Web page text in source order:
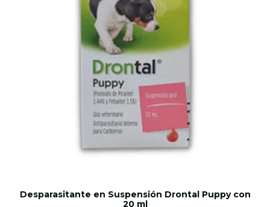
Desparasitante en Suspensión Drontal Puppy con
20 ml